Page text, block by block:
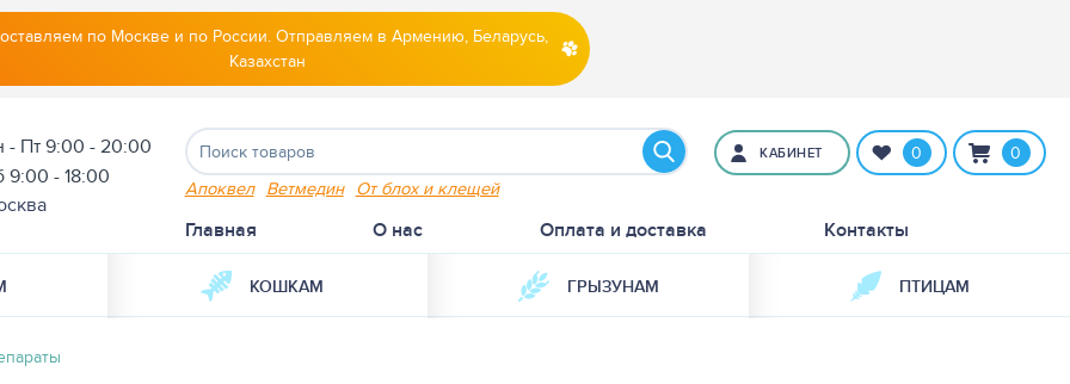
по Москве и по России. Отправляем в Армению, Беларусь,
Казахстан
- Пт 9:00 - 20:00
9:00 - 18:00
Апоквел Ветмедин От блох и клещей
КАБИНЕТ 0 0
Главная О нас Оплата и доставка Контакты
КОШКАМ ГРЫЗУНАМ ПТИЦАМ